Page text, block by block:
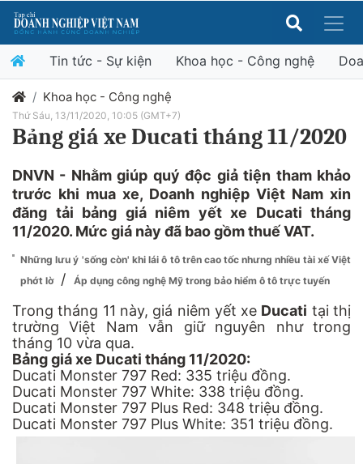
Tin tức - Sự kiện Khoa học - Công nghệ
Khoa học - Công nghệ
Thứ Sáu, 13/11/2020, 10:05 (GMT+7)
Bảng giá xe Ducati tháng 11/2020
DNVN - Nhằm giúp quý độc giả tiện tham khảo
trước khi mua xe, Doanh nghiệp Việt Nam xin
đăng tải bảng giá niêm yết xe Ducati tháng
11/2020. Mức giá này đã bao gồm thuế VAT.
Những lưu ý 'sống còn' khi lái ô tô trên cao tốc nhưng nhiều tài xế Việt
phớt lờ / Áp dụng công nghệ Mỹ trong bảo hiểm ô tô trực tuyến
Trong tháng 11 này, giá niêm yết xe Ducati tại thị
trường Việt Nam vẫn giữ nguyên như trong
tháng 10 vừa qua.
Bảng giá xe Ducati tháng 11/2020:
Ducati Monster 797 Red: 335 triệu đồng.
Ducati Monster 797 White: 338 triệu đồng.
Ducati Monster 797 Plus Red: 348 triệu đồng.
Ducati Monster 797 Plus White: 351 triệu đồng.